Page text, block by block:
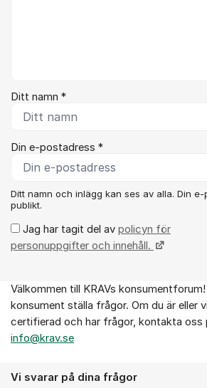
Ditt namn *
Din e-postadress *
Ditt namn och inlägg kan ses av alla. Din
publikt.
Jag har tagit del av policyn för
personuppgifter och innehåll.
Om forumet
Välkommen till KRAVs
konsument ställa frågor. Om du är eller
certifierad och har frågor, kontakta oss
info@krav.se
Vi svarar på dina frågor